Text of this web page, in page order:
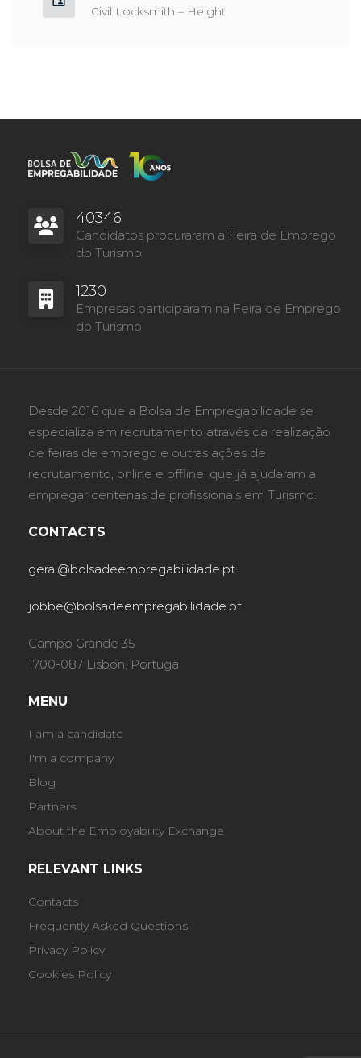
Civil Locksmith – Height
40346
Candidatos procuraram a Feira de Emprego
do Turismo
1230
Empresas participaram na Feira de Emprego
do Turismo
Desde 2016 que a Bolsa de Empregabilidade se
especializa em recrutamento através da realização
de feiras de emprego e outras ações de
recrutamento, online e offline, que já ajudaram a
empregar centenas de profissionais em Turismo.
CONTACTS
geral@bolsadeempregabilidade.pt
jobbe@bolsadeempregabilidade.pt
Campo Grande 35
1700-087 Lisbon, Portugal
MENU
I am a candidate
I'm a company
Blog
Partners
About the Employability Exchange
RELEVANT LINKS
Contacts
Frequently Asked Questions
Privacy Policy
Cookies Policy